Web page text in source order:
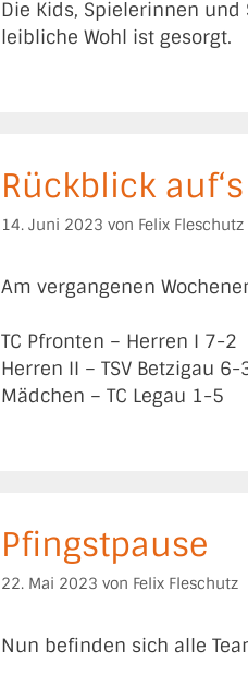
Die Kids, Spielerinnen
leibliche Wohl ist gesorgt.
Rückblick
14. Juni 2023 von Felix Fleschutz
Am vergangenen
TC Pfronten – Herren I 7-2
Herren II – TSV Betzigau 6-
Mädchen – TC Legau 1-5
Pfingstpause
22. Mai 2023 von Felix Fleschutz
Nun befinden sich alle